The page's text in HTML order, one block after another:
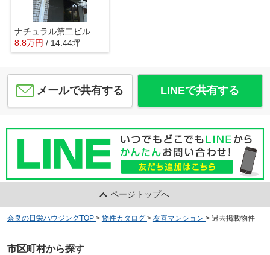
ナチュラル第二ビル
8.8万円 / 14.44坪
メールで共有する LINEで共有する
ページトップへ
奈良の日栄ハウジングTOP > 物件カタログ > 友喜マンション > 過去掲載物件
市区町村から探す